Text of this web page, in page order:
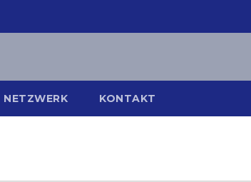
NETZWERK KONTAKT